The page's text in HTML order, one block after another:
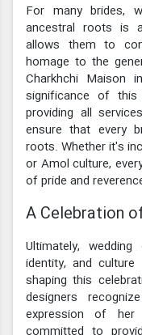
For many brides,
ancestral roots is
allows them to
homage to the
Charkhchi Maison
significance of
providing all
ensure that every
roots. Whether it's
or Amol culture,
of pride and
A Celebration
Ultimately,
identity, and
shaping this
designers
expression of her